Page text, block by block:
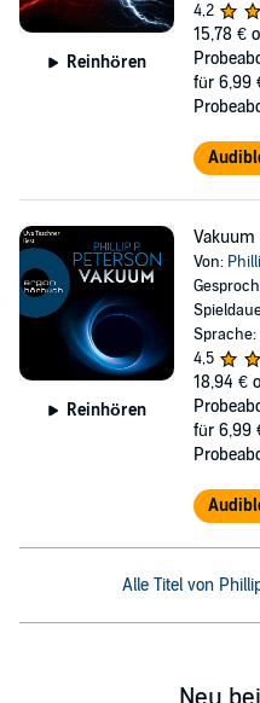
Reinhören
4,2
15,78 €
für 6,99
Reinhören
Vakuum
Von:
Sprache:
4,5
18,94 €
für 6,99
Alle Titel von